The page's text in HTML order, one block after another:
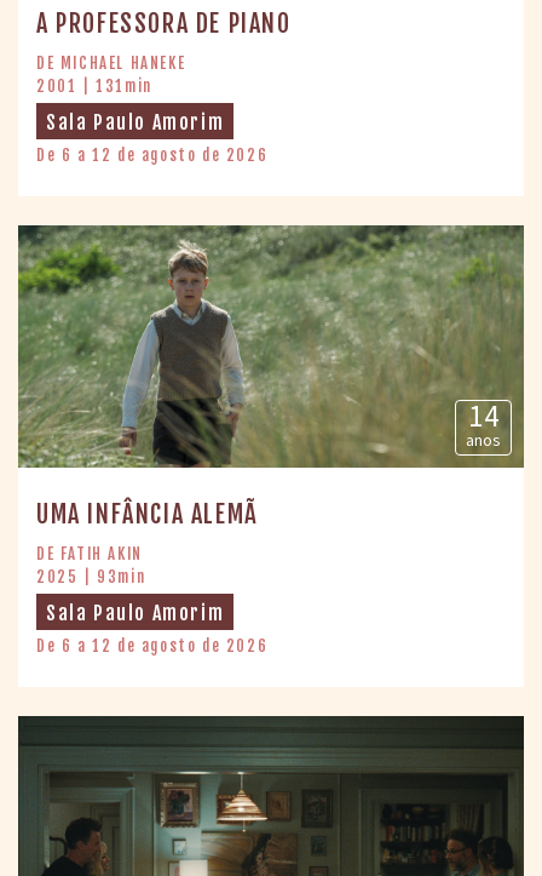
A PROFESSORA DE PIANO
DE MICHAEL HANEKE
2001 | 131min
Sala Paulo Amorim
De 6 a 12 de agosto de 2026
14
anos
UMA INFÂNCIA ALEMÃ
DE FATIH AKIN
2025 | 93min
Sala Paulo Amorim
De 6 a 12 de agosto de 2026